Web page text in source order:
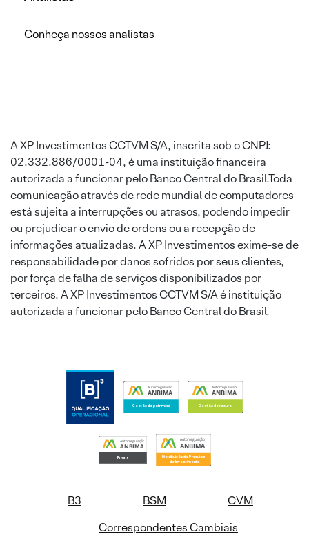
Conheça nossos analistas
A XP Investimentos CCTVM S/A, inscrita sob o CNPJ:
02.332.886/0001-04, é uma instituição financeira
autorizada a funcionar pelo Banco Central do Brasil.Toda
comunicação através de rede mundial de computadores
está sujeita a interrupções ou atrasos, podendo impedir
ou prejudicar o envio de ordens ou a recepção de
informações atualizadas. A XP Investimentos exime-se de
responsabilidade por danos sofridos por seus clientes,
por força de falha de serviços disponibilizados por
terceiros. A XP Investimentos CCTVM S/A é instituição
autorizada a funcionar pelo Banco Central do Brasil.
B3 BSM
CVM
Correspondentes Cambiais